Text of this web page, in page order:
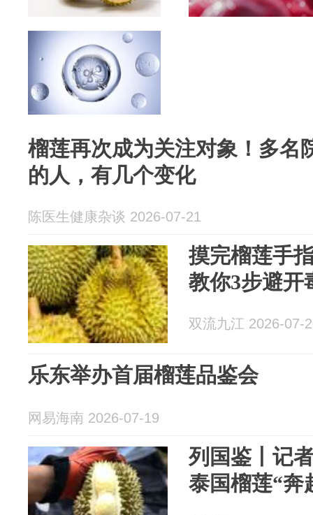
榴莲再次成为关注对象！多名
的人，有几个变化
陈医生健康杂谈 2026-07-21
摸完榴莲手
教你3步避开
双流九江 2026-07-
乐东举办首届榴莲品鉴会
网易海南 2026-07-19
列国鉴丨记
泰国榴莲“奔